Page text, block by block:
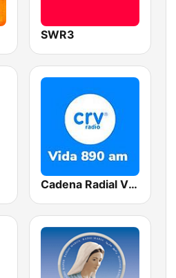
SWR3
Cadena Radial Vida Bogotá 890 AM